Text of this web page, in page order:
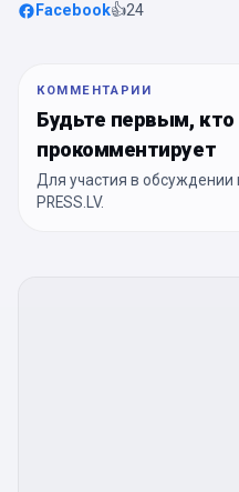
Facebook👍24
КОММЕНТАРИИ
Будьте первым, кто
прокомментирует
Для участия в обсуждении
PRESS.LV.